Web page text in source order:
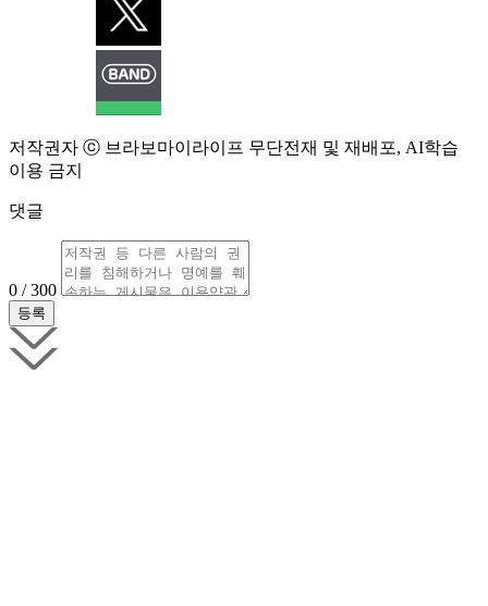
저작권자 ⓒ 브라보마이라이프 무단전재 및 재배포, AI학습
이용 금지
댓글
0 / 300